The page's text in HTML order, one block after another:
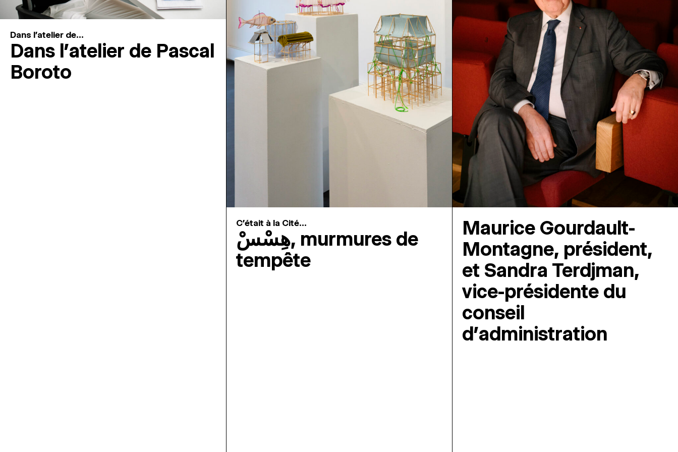
Dans l'atelier de...
Dans l’atelier de Pascal
Boroto
C'était à la Cité...
هِسْسْ, murmures de
tempête
Maurice Gourdault-
Montagne, président,
et Sandra Terdjman,
vice-présidente du
conseil
d’administration